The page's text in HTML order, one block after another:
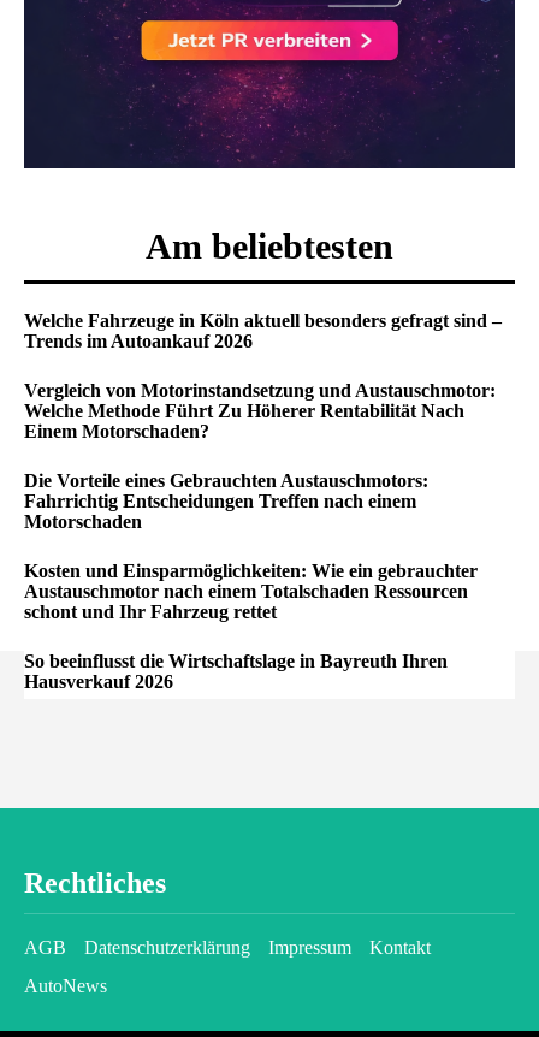
Am beliebtesten
Welche Fahrzeuge in Köln aktuell besonders gefragt sind –
Trends im Autoankauf 2026
Vergleich von Motorinstandsetzung und Austauschmotor:
Welche Methode Führt Zu Höherer Rentabilität Nach
Einem Motorschaden?
Die Vorteile eines Gebrauchten Austauschmotors:
Fahrrichtig Entscheidungen Treffen nach einem
Motorschaden
Kosten und Einsparmöglichkeiten: Wie ein gebrauchter
Austauschmotor nach einem Totalschaden Ressourcen
schont und Ihr Fahrzeug rettet
So beeinflusst die Wirtschaftslage in Bayreuth Ihren
Hausverkauf 2026
Rechtliches
AGB Datenschutzerklärung Impressum
Kontakt
AutoNews